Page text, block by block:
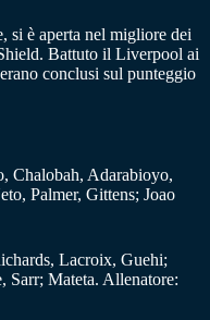
si è aperta nel migliore dei
Battuto il Liverpool ai
conclusi sul punteggio
Chalobah, Adarabioyo,
Palmer, Gittens; Joao
Lacroix, Guehi;
Sarr; Mateta. Allenatore: